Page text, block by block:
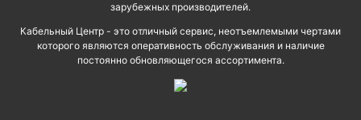
зарубежных производителей.
Кабельный Центр - это отличный сервис, неотъемлемыми чертами
которого являются оперативность обслуживания и наличие
постоянно обновляющегося ассортимента.